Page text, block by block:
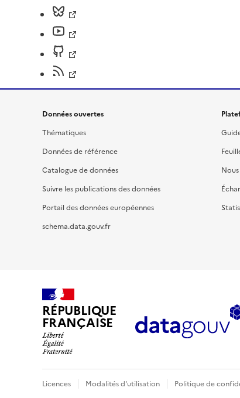
Données ouvertes
Thématiques
Données de référence
Catalogue de données
Suivre les publications des données
Portail des données européennes
schema.data.gouv.fr
RÉPUBLIQUE
FRANÇAISE
Licences Modalités d'utilisation Politique de